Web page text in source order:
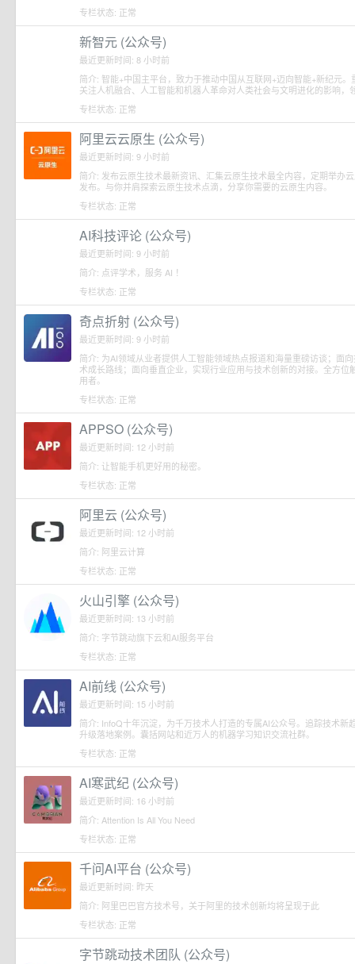
专栏状态: 正常
新智元 (公众号)
最近更新时间: 8 小时前
简介: 智能+中国主平台，致力于推动中国从互联网+迈向智能+新纪元
关注人机融合、人工智能和机器人革命对人类社会与文明进化的影响，
专栏状态: 正常
阿里云云原生 (公众号)
最近更新时间: 9 小时前
简介: 发布云原生技术最新资讯、汇集云原生技术最全内容，定期举办
发布。与你并肩探索云原生技术点滴，分享你需要的云原生内容。
专栏状态: 正常
AI科技评论 (公众号)
最近更新时间: 9 小时前
简介: 点评学术，服务 AI ！
专栏状态: 正常
奇点折射 (公众号)
最近更新时间: 9 小时前
简介: 为AI领域从业者提供人工智能领域热点报道和海量重磅访谈；面
术成长路线；面向垂直企业，实现行业应用与技术创新的对接。全方
用者。
专栏状态: 正常
APPSO (公众号)
最近更新时间: 12 小时前
简介: 让智能手机更好用的秘密。
专栏状态: 正常
阿里云 (公众号)
最近更新时间: 12 小时前
简介: 阿里云计算
专栏状态: 正常
火山引擎 (公众号)
最近更新时间: 13 小时前
简介: 字节跳动旗下云和AI服务平台
专栏状态: 正常
AI前线 (公众号)
最近更新时间: 15 小时前
简介: InfoQ十年沉淀，为千万技术人打造的专属AI公众号。追踪技术
升级落地案例。囊括网站和近万人的机器学习知识交流社群。
专栏状态: 正常
AI寒武纪 (公众号)
最近更新时间: 16 小时前
简介: Attention Is All You Need
专栏状态: 正常
千问AI平台 (公众号)
最近更新时间: 昨天
简介: 阿里巴巴官方技术号，关于阿里的技术创新均将呈现于此
专栏状态: 正常
字节跳动技术团队 (公众号)